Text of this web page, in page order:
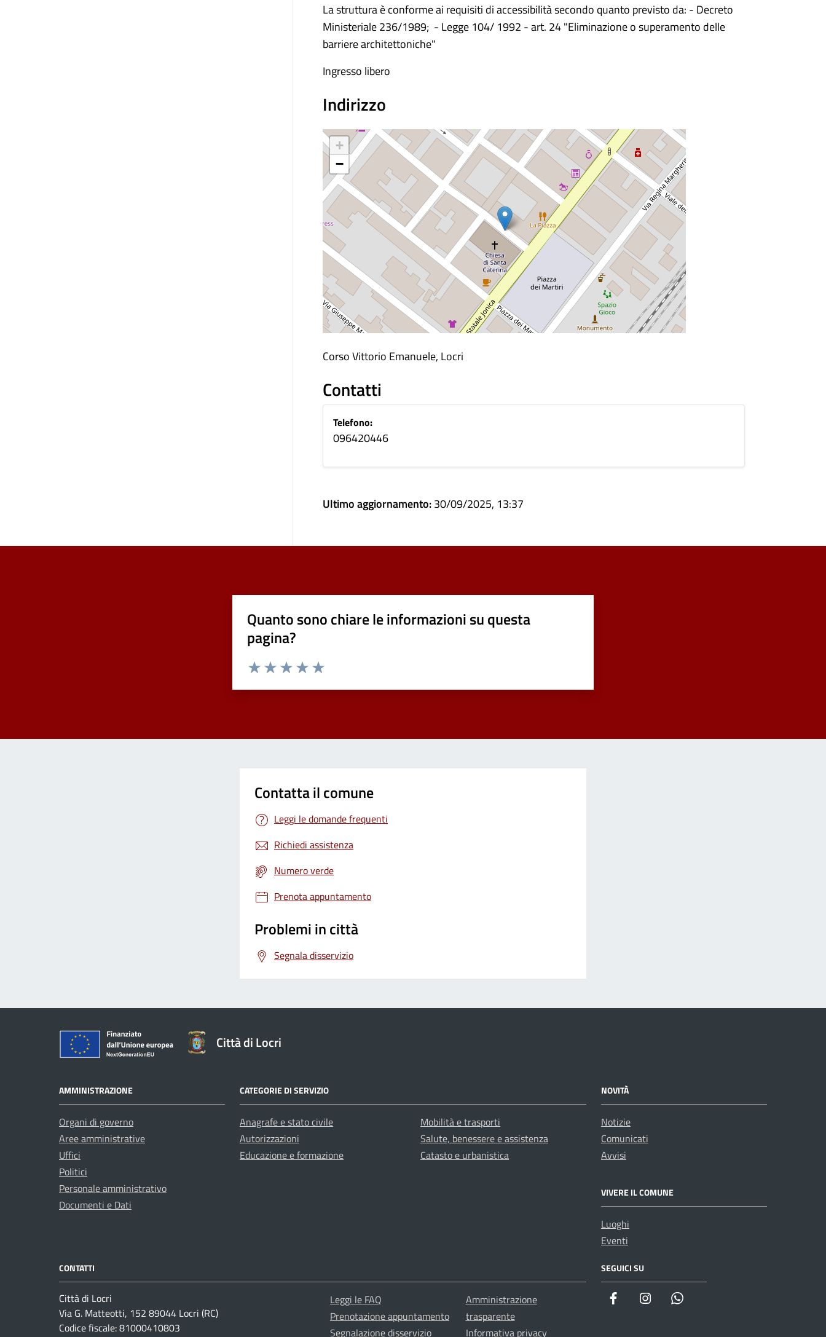
La struttura è conforme ai requisiti di accessibilità secondo quanto previsto da: - Decreto
Ministeriale 236/1989; - Legge 104/ 1992 - art. 24 "Eliminazione o superamento delle
barriere architettoniche"
Ingresso libero
Indirizzo
+
−
Corso Vittorio Emanuele, Locri
Contatti
Telefono:
096420446
Ultimo aggiornamento:30/09/2025, 13:37
Quanto sono chiare le informazioni su questa
pagina?
Contatta il comune
Leggi le domande frequenti
Richiedi assistenza
Numero verde
Prenota appuntamento
Problemi in città
Segnala disservizio
Città di Locri
AMMINISTRAZIONE
Organi di governo
Aree amministrative
Uffici
Politici
Personale amministrativo
Documenti e Dati
CATEGORIE DI SERVIZIO
Anagrafe e stato civile
Autorizzazioni
Educazione e formazione
Mobilità e trasporti
Salute, benessere e assistenza
Catasto e urbanistica
NOVITÀ
Notizie
Comunicati
Avvisi
VIVERE IL COMUNE
Luoghi
Eventi
CONTATTI
Città di Locri
Via G. Matteotti, 152 89044 Locri (RC)
Codice fiscale: 81000410803
Leggi le FAQ
Prenotazione appuntamento
Segnalazione disservizio
Amministrazione
trasparente
Informativa privacy
SEGUICI SU